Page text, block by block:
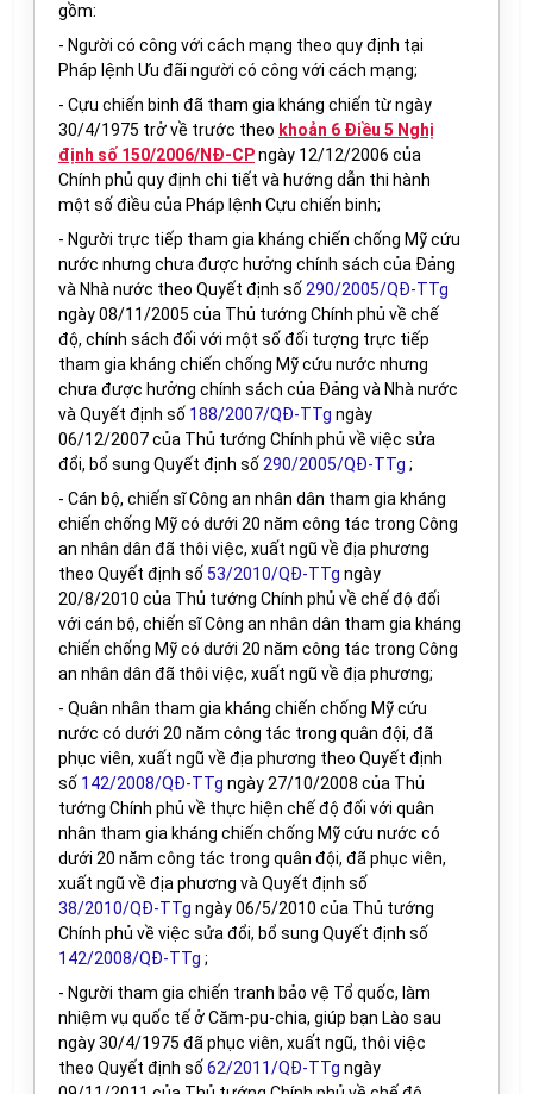
gồm:
- Người có công với cách mạng theo quy định tại
Pháp lệnh Ưu đãi người có công với cách mạng;
- Cựu chiến binh đã tham gia kháng chiến từ ngày
30/4/1975 trở về trước theo khoản 6 Điều 5 Nghị
định số 150/2006/NĐ-CPngày 12/12/2006 của
Chính phủ quy định chi tiết và hướng dẫn thi hành
một số điều của Pháp lệnh Cựu chiến binh;
- Người trực tiếp tham gia kháng chiến chống Mỹ cứu
nước nhưng chưa được hưởng chính sách của Đảng
và Nhà nước theo Quyết định số 290/2005/QĐ-TTg
ngày 08/11/2005 của Thủ tướng Chính phủ về chế
độ, chính sách đối với một số đối tượng trực tiếp
tham gia kháng chiến chống Mỹ cứu nước nhưng
chưa được hưởng chính sách của Đảng và Nhà nước
và Quyết định số 188/2007/QĐ-TTg ngày
06/12/2007 của Thủ tướng Chính phủ về việc sửa
đổi, bổ sung Quyết định số 290/2005/QĐ-TTg ;
- Cán bộ, chiến sĩ Công an nhân dân tham gia kháng
chiến chống Mỹ có dưới 20 năm công tác trong Công
an nhân dân đã thôi việc, xuất ngũ về địa phương
theo Quyết định số 53/2010/QĐ-TTg ngày
20/8/2010 của Thủ tướng Chính phủ về chế độ đối
với cán bộ, chiến sĩ Công an nhân dân tham gia kháng
chiến chống Mỹ có dưới 20 năm công tác trong Công
an nhân dân đã thôi việc, xuất ngũ về địa phương;
- Quân nhân tham gia kháng chiến chống Mỹ cứu
nước có dưới 20 năm công tác trong quân đội, đã
phục viên, xuất ngũ về địa phương theo Quyết định
số 142/2008/QĐ-TTg ngày 27/10/2008 của Thủ
tướng Chính phủ về thực hiện chế độ đối với quân
nhân tham gia kháng chiến chống Mỹ cứu nước có
dưới 20 năm công tác trong quân đội, đã phục viên,
xuất ngũ về địa phương và Quyết định số
38/2010/QĐ-TTg ngày 06/5/2010 của Thủ tướng
Chính phủ về việc sửa đổi, bổ sung Quyết định số
142/2008/QĐ-TTg ;
- Người tham gia chiến tranh bảo vệ Tổ quốc, làm
nhiệm vụ quốc tế ở Căm-pu-chia, giúp bạn Lào sau
ngày 30/4/1975 đã phục viên, xuất ngũ, thôi việc
theo Quyết định số 62/2011/QĐ-TTg ngày